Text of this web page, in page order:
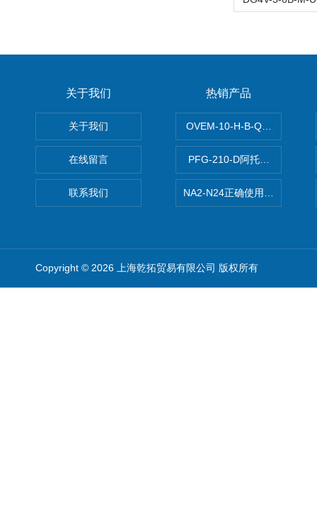
关于我们
关于我们
在线留言
联系我们
热销产品
OVEM-10-H-B-QO-CE-N-2P
PFG-210-D阿托斯ATOS电
NA2-N24正确使用松下安全光
Copyright © 2026 上海乾拓贸易有限公司 版权所有